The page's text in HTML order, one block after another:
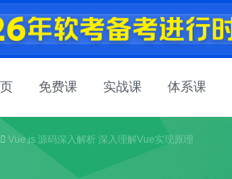
免费课 实战课 体系课
Vue.js 源码深入解析 深入理解Vue实现原理